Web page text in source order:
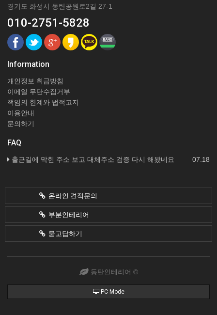
경기도 화성시 동탄공원로2길 27-1
010-2751-5828
Information
개인정보 취급방침
이메일 무단수집거부
책임의 한계와 법적고지
이용안내
문의하기
FAQ
07.18
출근길에 막힌 주소 보고 대체주소 검증 다시 해봤네요
온라인 견적문의
부분인테리어
묻고답하기
동탄인테리어 ©
PC Mode